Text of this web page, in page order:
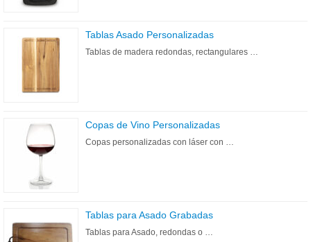
Tablas Asado Personalizadas
Tablas de madera redondas, rectangulares …
Copas de Vino Personalizadas
Copas personalizadas con láser con …
Tablas para Asado Grabadas
Tablas para Asado, redondas o …